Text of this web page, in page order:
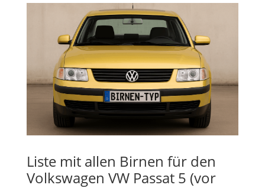
Liste mit allen Birnen für den
Volkswagen VW Passat 5 (vor